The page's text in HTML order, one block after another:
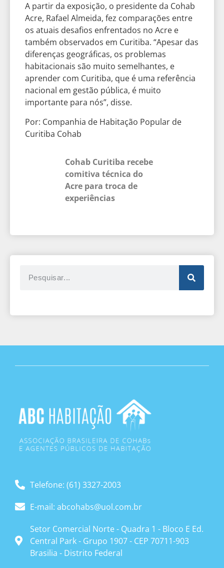
A partir da exposição, o presidente da Cohab
Acre, Rafael Almeida, fez comparações entre
os atuais desafios enfrentados no Acre e
também observados em Curitiba. “Apesar das
diferenças geográficas, os problemas
habitacionais são muito semelhantes, e
aprender com Curitiba, que é uma referência
nacional em gestão pública, é muito
importante para nós”, disse.
Por: Companhia de Habitação Popular de
Curitiba Cohab
Cohab Curitiba recebe
comitiva técnica do
Acre para troca de
experiências
Telefone: (61) 3327-2003
E-mail: abcohabs@uol.com.br
Setor Comercial Norte - Quadra 1 - Bloco E Ed.
Central Park - Grupo 1907 - CEP 70711-903
Brasilia - Distrito Federal